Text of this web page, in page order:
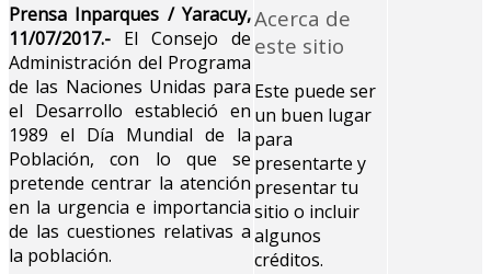
Acerca de
este sitio
Este puede ser
un buen lugar
para
presentarte y
presentar tu
sitio o incluir
algunos
créditos.
Prensa Inparques / Yaracuy,
11/07/2017.- El Consejo de
Administración del Programa
de las Naciones Unidas para
el Desarrollo estableció en
1989 el Día Mundial de la
Población, con lo que se
pretende centrar la atención
en la urgencia e importancia
de las cuestiones relativas a
la población.